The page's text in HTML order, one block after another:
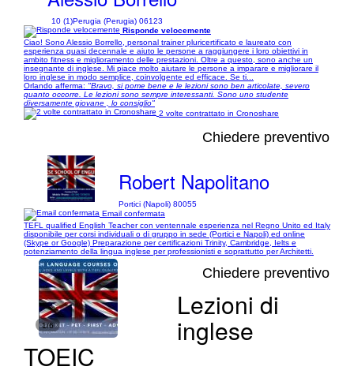
10 (1)Perugia (Perugia) 06123
Risponde velocemente
Ciao! Sono Alessio Borrello, personal trainer pluricertificato e laureato con
esperienza quasi decennale e aiuto le persone a raggiungere i loro obiettivi in
ambito fitness e miglioramento delle prestazioni. Oltre a questo, sono anche un
insegnante di inglese. Mi piace molto aiutare le persone a imparare e migliorare il
loro inglese in modo semplice, coinvolgente ed efficace. Se ti...
Orlando afferma: "Bravo, si pome bene e le lezioni sono ben articolate, severo
quanto occorre. Le lezioni sono sempre interessanti. Sono uno studente
diversamente giovane , lo consiglio"
2 volte contrattato in Cronoshare
Chiedere preventivo
Robert Napolitano
Portici (Napoli) 80055
Email confermata
TEFL qualified English Teacher con ventennale esperienza nel Regno Unito ed Italy
disponibile per corsi individuali o di gruppo in sede (Portici e Napoli) ed online
(Skype or Google) Preparazione per certificazioni Trinity, Cambridge, Ielts e
potenziamento della lingua inglese per professionisti e soprattutto per Architetti.
1/6
Chiedere preventivo
Lezioni di
inglese
TOEIC